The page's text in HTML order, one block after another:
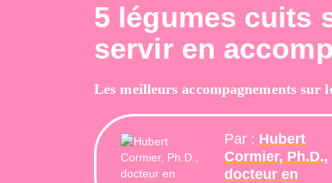
5 légumes cuits
servir en
Les meilleurs accompagnements sur
Par : Hubert
Cormier, Ph.D.,
docteur en